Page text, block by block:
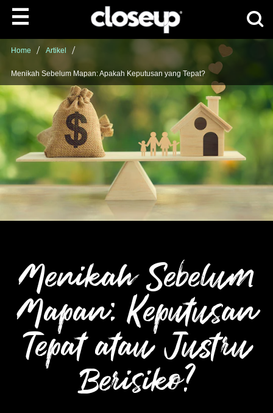
Skip to content
Home Artikel
Menikah Sebelum Mapan: Apakah Keputusan yang Tepat?
Menikah Sebelum
Mapan: Keputusan
Tepat atau Justru
Berisiko?